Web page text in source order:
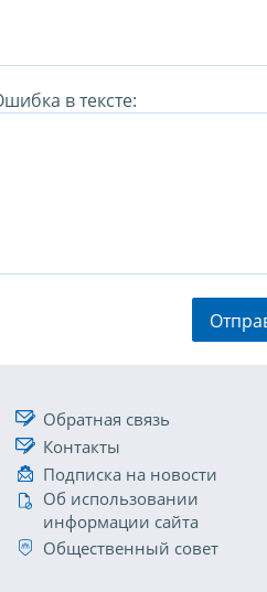
в тексте:
Обратная связь
Контакты
Подписка на новости
Об использовании
информации сайта
Общественный совет